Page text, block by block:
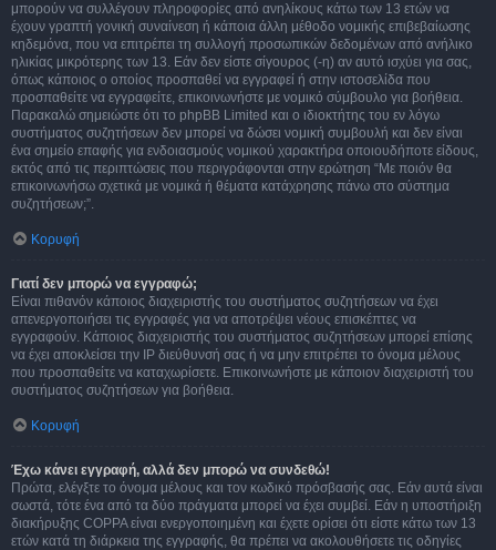
μπορούν να συλλέγουν πληροφορίες από ανηλίκους κάτω των 13 ετών να
έχουν γραπτή γονική συναίνεση ή κάποια άλλη μέθοδο νομικής επιβεβαίωσης
κηδεμόνα, που να επιτρέπει τη συλλογή προσωπικών δεδομένων από ανήλικο
ηλικίας μικρότερης των 13. Εάν δεν είστε σίγουρος (-η) αν αυτό ισχύει για σας,
όπως κάποιος ο οποίος προσπαθεί να εγγραφεί ή στην ιστοσελίδα που
προσπαθείτε να εγγραφείτε, επικοινωνήστε με νομικό σύμβουλο για βοήθεια.
Παρακαλώ σημειώστε ότι το phpBB Limited και ο ιδιοκτήτης του εν λόγω
συστήματος συζητήσεων δεν μπορεί να δώσει νομική συμβουλή και δεν είναι
ένα σημείο επαφής για ενδοιασμούς νομικού χαρακτήρα οποιουδήποτε είδους,
εκτός από τις περιπτώσεις που περιγράφονται στην ερώτηση “Με ποιόν θα
επικοινωνήσω σχετικά με νομικά ή θέματα κατάχρησης πάνω στο σύστημα
συζητήσεων;”.
Κορυφή
Γιατί δεν μπορώ να εγγραφώ;
Είναι πιθανόν κάποιος διαχειριστής του συστήματος συζητήσεων να έχει
απενεργοποιήσει τις εγγραφές για να αποτρέψει νέους επισκέπτες να
εγγραφούν. Κάποιος διαχειριστής του συστήματος συζητήσεων μπορεί επίσης
να έχει αποκλείσει την IP διεύθυνσή σας ή να μην επιτρέπει το όνομα μέλους
που προσπαθείτε να καταχωρίσετε. Επικοινωνήστε με κάποιον διαχειριστή του
συστήματος συζητήσεων για βοήθεια.
Κορυφή
Έχω κάνει εγγραφή, αλλά δεν μπορώ να συνδεθώ!
Πρώτα, ελέγξτε το όνομα μέλους και τον κωδικό πρόσβασής σας. Εάν αυτά είναι
σωστά, τότε ένα από τα δύο πράγματα μπορεί να έχει συμβεί. Εάν η υποστήριξη
διακήρυξης COPPA είναι ενεργοποιημένη και έχετε ορίσει ότι είστε κάτω των 13
ετών κατά τη διάρκεια της εγγραφής, θα πρέπει να ακολουθήσετε τις οδηγίες